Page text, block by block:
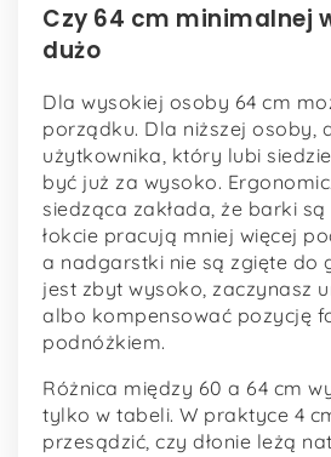
Czy 64 cm minimalnej
dużo
Dla wysokiej osoby 64 cm
porządku. Dla niższej osoby,
użytkownika, który lubi
być już za wysoko.
siedząca zakłada, że barki
łokcie pracują mniej więcej
a nadgarstki nie są zgięte do
jest zbyt wysoko, zaczynasz
albo kompensować pozycję
podnóżkiem.
Różnica między 60 a 64 cm
tylko w tabeli. W praktyce 4
przesądzić, czy dłonie leżą